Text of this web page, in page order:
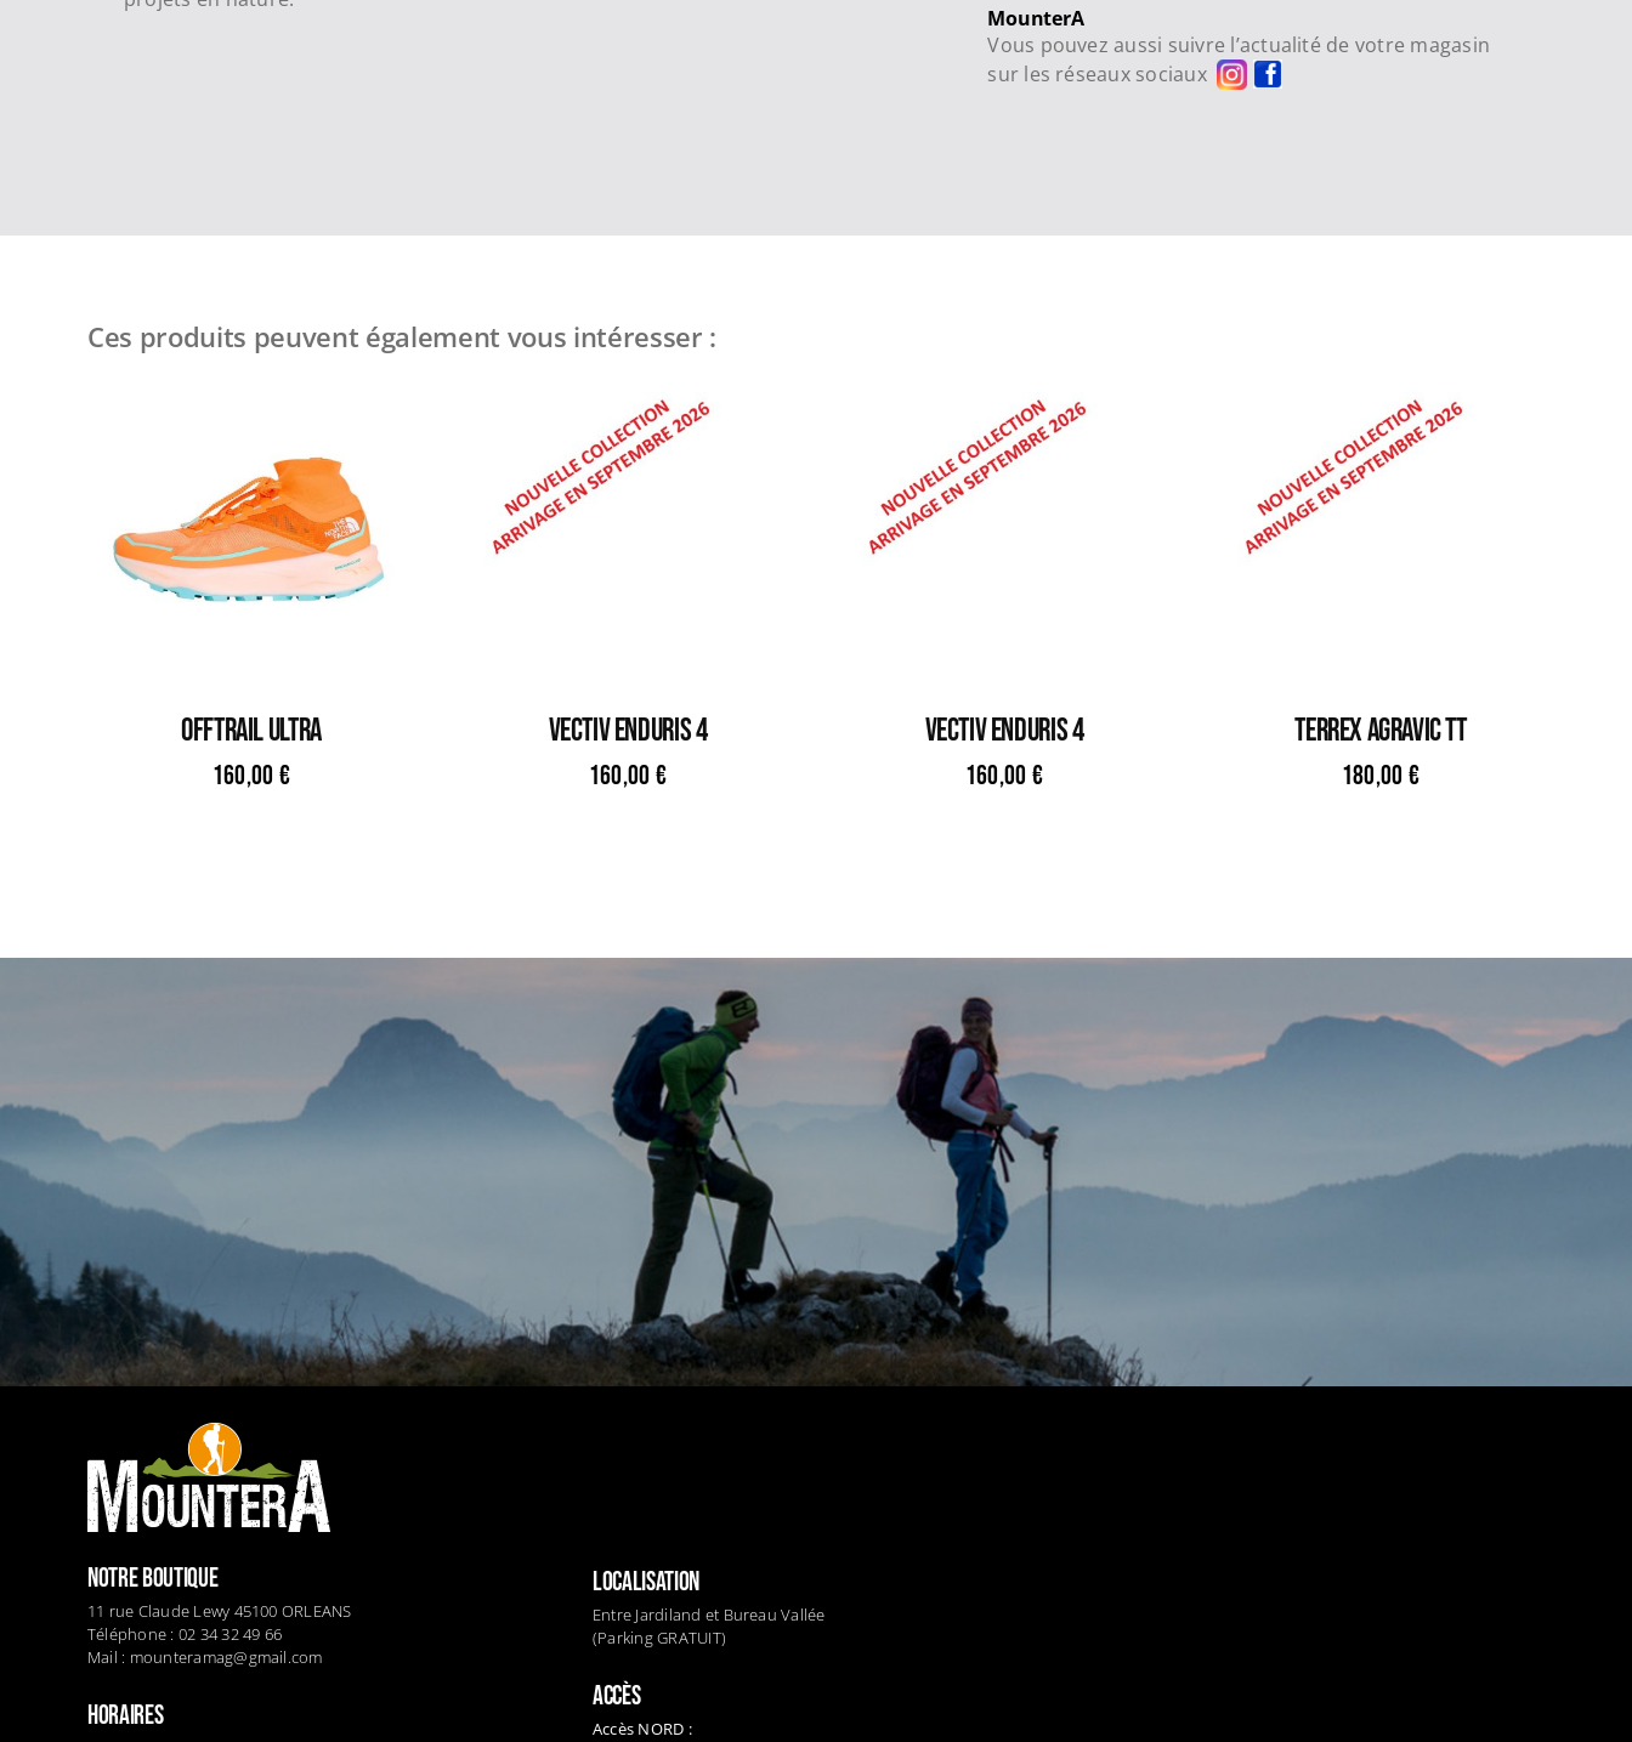
MounterA
Vous pouvez aussi suivre l’actualité de votre magasin
sur les réseaux sociaux
Ces produits peuvent également vous intéresser :
OFFTRAIL ULTRA
160,00 €
VECTIV ENDURIS 4
160,00 €
VECTIV ENDURIS 4
160,00 €
TERREX AGRAVIC TT
180,00 €
NOTRE BOUTIQUE
11 rue Claude Lewy 45100 ORLEANS
Téléphone : 02 34 32 49 66
Mail : mounteramag@gmail.com
HORAIRES
LOCALISATION
Entre Jardiland et Bureau Vallée
(Parking GRATUIT)
ACCÈS
Accès NORD :